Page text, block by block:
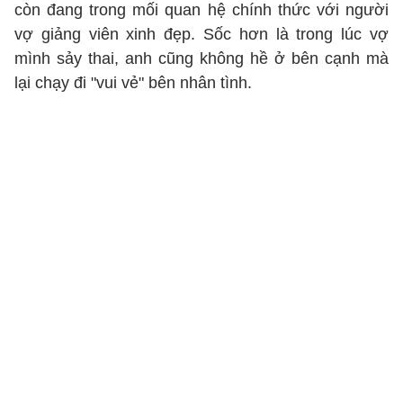
còn đang trong mối quan hệ chính thức với người
vợ giảng viên xinh đẹp. Sốc hơn là trong lúc vợ
mình sảy thai, anh cũng không hề ở bên cạnh mà
lại chạy đi "vui vẻ" bên nhân tình.